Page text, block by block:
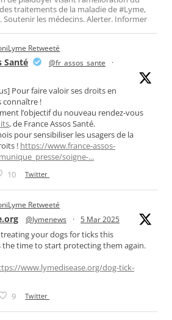
traitements de la maladie de #Lyme,
Soutenir les médecins. Alerter. Informer
Retweeté
Santé @fr_assos_sante
·
Pour faire valoir ses droits en
connaître !
l’objectif du nouveau rendez-vous
, de France Assos Santé.
pour sensibiliser les usagers de la
! https://www.france-assos-
soigne-...
10 Twitter
Retweeté
@lymenews · 5 Mar 2025
your dogs for ticks this
the time to start protecting them again.
www.lymedisease.org/dog-tick-
9 Twitter